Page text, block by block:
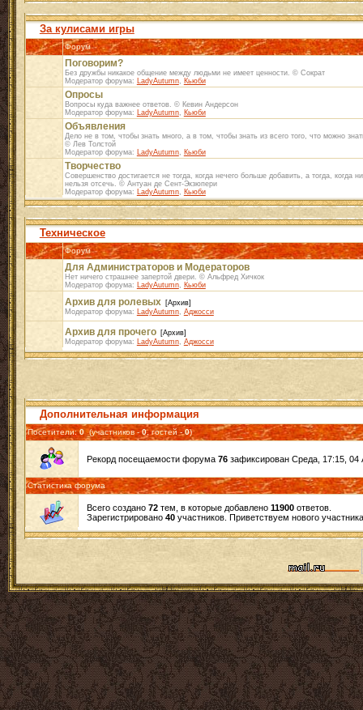
За кулисами игры
Форум
Поговорим?
Без дружбы никакое общение между людьми не имеет ценности. © Сократ
Модератор форума: LadyAutumn, Кьюби
Опросы
Вопросы куда важнее ответов. © Кевин Андерсон
Модератор форума: LadyAutumn, Кьюби
Объявления
Дело не в том, чтобы знать много, а в том, чтобы знать из всего того, что можно
© Лев Толстой
Модератор форума: LadyAutumn, Кьюби
Творчество
Совершенство достигается не тогда, когда нечего больше добавить, а тогда, когда
нельзя отсечь. © Антуан де Сент-Экзюпери
Модератор форума: LadyAutumn, Кьюби
Техническое
Форум
Для Администраторов и Модераторов
Нет ничего страшнее запертой двери. © Альфред Хичкок
Модератор форума: LadyAutumn, Кьюби
Архив для ролевых
[Архив]
Модератор форума: LadyAutumn, Аджосси
Архив для прочего
[Архив]
Модератор форума: LadyAutumn, Аджосси
Дополнительная информация
Посетители:0(участников -0, гостей -0)
Рекорд посещаемости форума 76зафиксирован Среда, 17:15, 04
Статистика форума
Всего создано 72тем, в которые добавлено 11900ответов.
Зарегистрировано 40участников. Приветствуем нового